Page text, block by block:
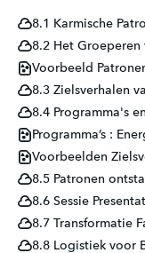
8.1 Karmische
8.2 Het Groeperen
Voorbeeld
8.3 Zielsverhalen
8.4 Programma's
Programma’s :
Voorbeelden
8.5 Patronen
8.6 Sessie
8.7 Transformatie
8.8 Logistiek voor